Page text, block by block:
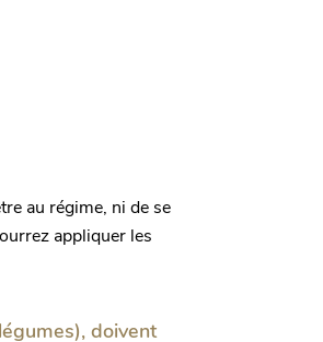
au régime, ni de se
appliquer les
doivent